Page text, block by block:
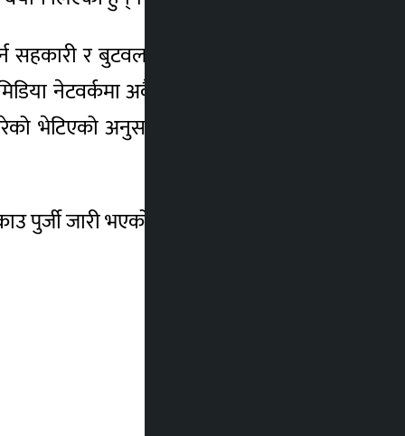
सहकारी र बुटवलको सुप्रिम सहकारीको रकम
नेटवर्कमा अवैध तरिकाले गएको भेटिएको
अनुसन्धानमा संलग्न जिल्ला प्रहरी
जारी भएको थियो ।